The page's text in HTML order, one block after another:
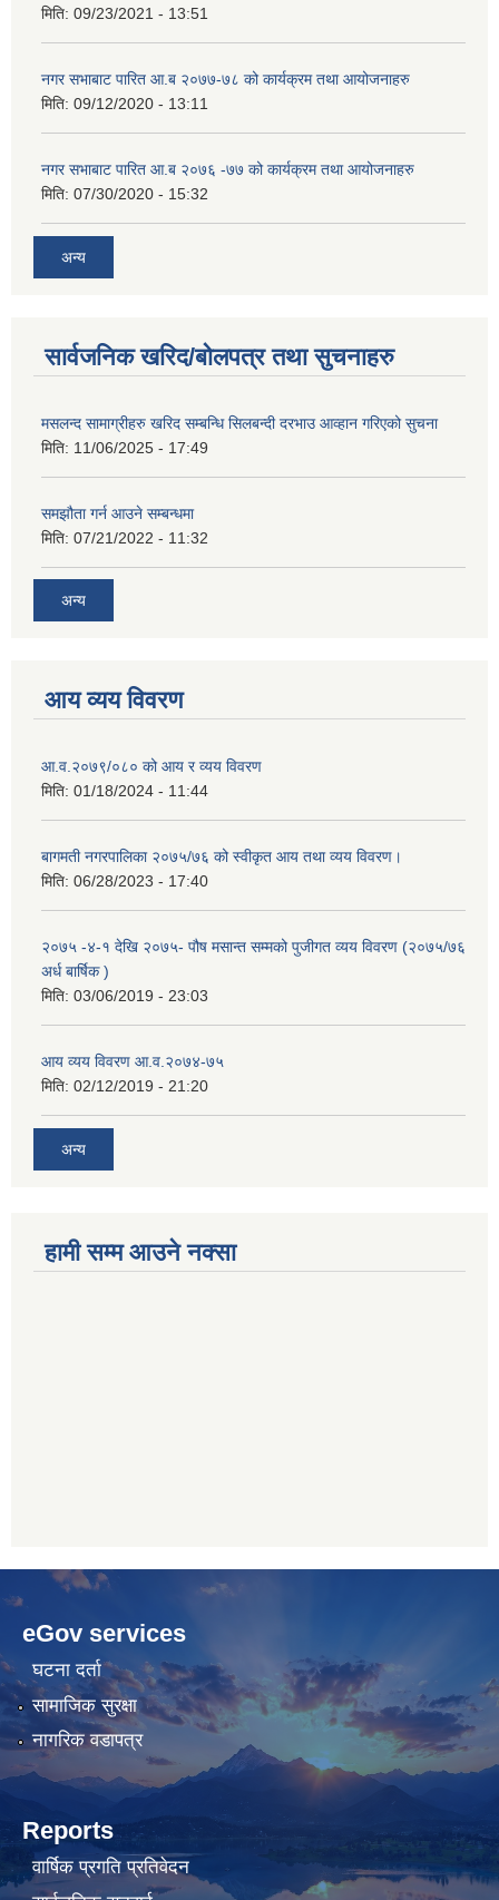
मिति: 09/23/2021 - 13:51
नगर सभाबाट पारित आ.ब २०७७-७८ को कार्यक्रम तथा आयोजनाहरु
मिति: 09/12/2020 - 13:11
नगर सभाबाट पारित आ.ब २०७६ -७७ को कार्यक्रम तथा आयोजनाहरु
मिति: 07/30/2020 - 15:32
अन्य
सार्वजनिक खरिद/बोलपत्र तथा सुचनाहरु
मसलन्द सामाग्रीहरु खरिद सम्बन्धि सिलबन्दी दरभाउ आव्हान गरिएको सुचना
मिति: 11/06/2025 - 17:49
समझौता गर्न आउने सम्बन्धमा
मिति: 07/21/2022 - 11:32
अन्य
आय व्यय विवरण
आ.व.२०७९/०८० को आय र व्यय विवरण
मिति: 01/18/2024 - 11:44
बागमती नगरपालिका २०७५/७६ को स्वीकृत आय तथा व्यय विवरण।
मिति: 06/28/2023 - 17:40
२०७५ -४-१ देखि २०७५- पौष मसान्त सम्मको पुजीगत व्यय विवरण (२०७५/७६
अर्ध बार्षिक )
मिति: 03/06/2019 - 23:03
आय व्यय विवरण आ.व.२०७४-७५
मिति: 02/12/2019 - 21:20
अन्य
हामी सम्म आउने नक्सा
betwild
cratosroyalbet
bahis
siteleri
hdasianporns.net
lunadark.org
bahis
siteleri
eGov services
घटना दर्ता
सामाजिक सुरक्षा
नागरिक वडापत्र
Reports
वार्षिक प्रगति प्रतिवेदन